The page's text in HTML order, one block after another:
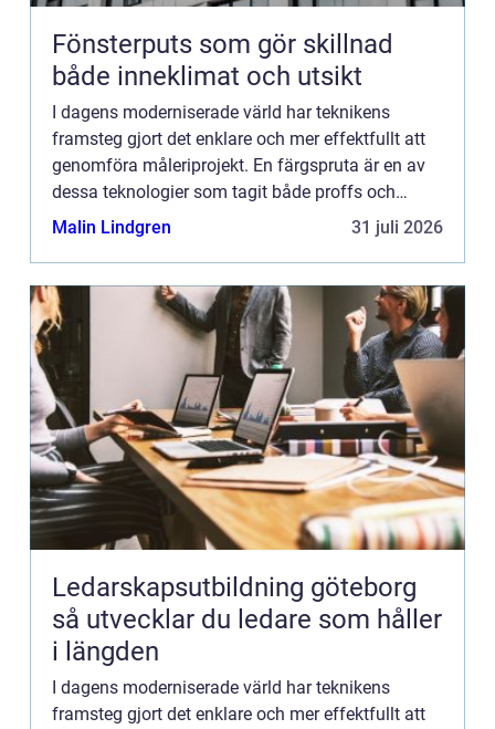
Fönsterputs som gör skillnad
både inneklimat och utsikt
I dagens moderniserade värld har teknikens
framsteg gjort det enklare och mer effektfullt att
genomföra måleriprojekt. En färgspruta är en av
dessa teknologier som tagit både proffs och
hobbyentusiaster med storm. F&au...
Malin Lindgren 31 juli 2026
Ledarskapsutbildning göteborg
så utvecklar du ledare som håller
i längden
I dagens moderniserade värld har teknikens
framsteg gjort det enklare och mer effektfullt att